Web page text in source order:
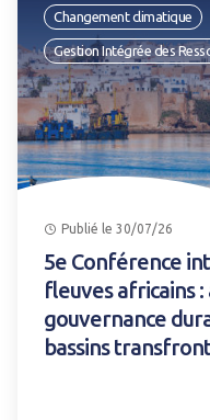
Changement climatique
Gestion Intégrée des
Publié le 30/07/26
5e Conférence
fleuves africains
gouvernance
bassins